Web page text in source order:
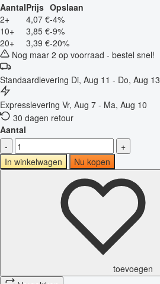
AantalPrijs Opslaan
2+
4,07 €-4%
10+
3,85 €-9%
20+
3,39 €-20%
Nog maar 2 op voorraad - bestel snel!
Standaardlevering Di, Aug 11 - Do, Aug 13
Expresslevering Vr, Aug 7 - Ma, Aug 10
30 dagen retour
Aantal
-
+
In winkelwagen
Nu kopen
toevoegen